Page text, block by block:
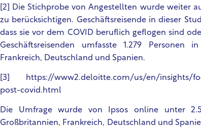
[2] Die Stichprobe von Angestellten wurde weiter
zu berücksichtigen. Geschäftsreisende in dieser
dass sie vor dem COVID beruflich geflogen sind
Geschäftsreisenden umfasste 1.279 Personen
Frankreich, Deutschland und Spanien.
[3] https://www2.deloitte.com/us/en/insights/
post-covid.html
Die Umfrage wurde von Ipsos online unter
Großbritannien, Frankreich, Deutschland und